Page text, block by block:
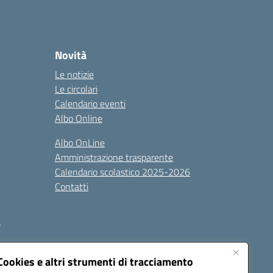
e altri strumenti di tracciamento
Novità
Le notizie
Le circolari
Calendario eventi
Albo Online
Albo OnLine
Amministrazione trasparente
Calendario scolastico 2025-2026
Contatti